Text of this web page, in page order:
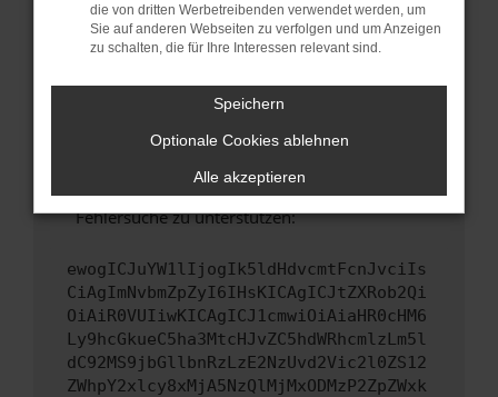
Sicherheitsrisiko, sondern kann auch dazu
führen, dass bestimmte Funktionen nicht mehr
unterstützt werden.
Wende dich an den Webseitenbetreiber.
Wenn du alle oben genannten Schritte versucht
hast, kontaktiere uns bitte. Wir werden
versuchen, das Problem zu beheben. Du kannst
uns diesen Text schicken, um uns bei der
Fehlersuche zu unterstützen:
ewogICJuYW1lIjogIk5ldHdvcmtFcnJvciIs
CiAgImNvbmZpZyI6IHsKICAgICJtZXRob2Qi
OiAiR0VUIiwKICAgICJ1cmwiOiAiaHR0cHM6
Ly9hcGkueC5ha3MtcHJvZC5hdWRhcmlzLm5l
dC92MS9jbGllbnRzLzE2NzUvd2Vic2l0ZS12
ZWhpY2xlcy8xMjA5NzQlMjMxODMzP2ZpZWxk
die von dritten Werbetreibenden verwendet werden, um
Sie auf anderen Webseiten zu verfolgen und um Anzeigen
zu schalten, die für Ihre Interessen relevant sind.
Speichern
Optionale Cookies ablehnen
Alle akzeptieren